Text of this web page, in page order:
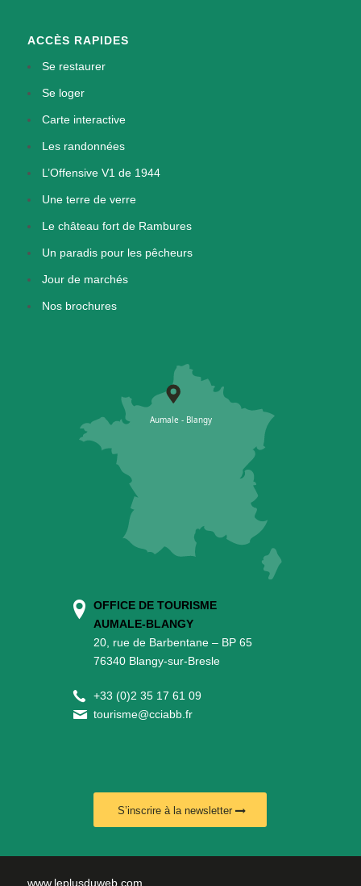
ACCÈS RAPIDES
Se restaurer
Se loger
Carte interactive
Les randonnées
L’Offensive V1 de 1944
Une terre de verre
Le château fort de Rambures
Un paradis pour les pêcheurs
Jour de marchés
Nos brochures
OFFICE DE TOURISME
AUMALE-BLANGY
20, rue de Barbentane – BP 65
76340 Blangy-sur-Bresle
+33 (0)2 35 17 61 09
tourisme@cciabb.fr
S’inscrire à la newsletter
www.leplusduweb.com